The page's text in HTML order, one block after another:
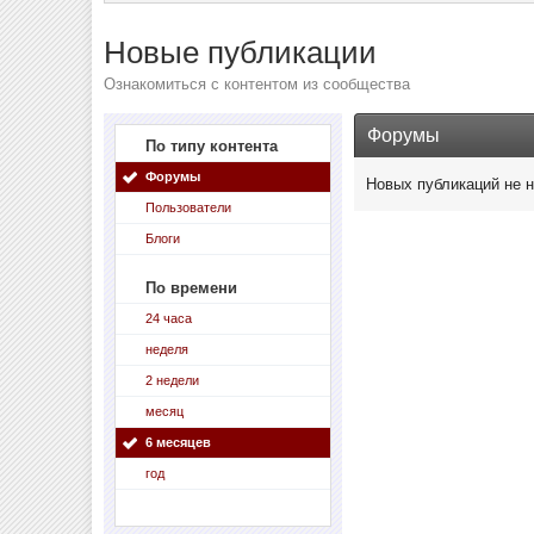
Новые публикации
Ознакомиться с контентом из сообщества
По типу контента
Форумы
Пользователи
Блоги
По времени
24 часа
неделя
2 недели
месяц
6 месяцев
год
Форумы
Новых публикаций не